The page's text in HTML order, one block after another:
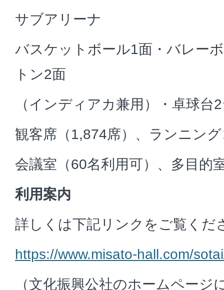
サブアリーナ
バスケットボール1面・バレー
トン2面
（インディアカ兼用）・卓球台
観客席（1,874席）、ランニン
会議室（60名利用可）、多目的
利用案内
詳しくは下記リンクをご覧くだ
https://www.misato-hall.com/
（文化振興公社のホームページ